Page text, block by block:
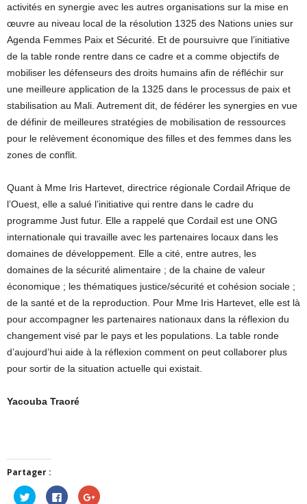
activités en synergie avec les autres organisations sur la mise en
œuvre au niveau local de la résolution 1325 des Nations unies sur
Agenda Femmes Paix et Sécurité. Et de poursuivre que l’initiative
de la table ronde rentre dans ce cadre et a comme objectifs de
mobiliser les défenseurs des droits humains afin de réfléchir sur
une meilleure application de la 1325 dans le processus de paix et
stabilisation au Mali. Autrement dit, de fédérer les synergies en vue
de définir de meilleures stratégies de mobilisation de ressources
pour le relèvement économique des filles et des femmes dans les
zones de conflit.
Quant à Mme Iris Hartevet, directrice régionale Cordail Afrique de
l’Ouest, elle a salué l’initiative qui rentre dans le cadre du
programme Just futur. Elle a rappelé que Cordail est une ONG
internationale qui travaille avec les partenaires locaux dans les
domaines de développement. Elle a cité, entre autres, les
domaines de la sécurité alimentaire ; de la chaine de valeur
économique ; les thématiques justice/sécurité et cohésion sociale ;
de la santé et de la reproduction. Pour Mme Iris Hartevet, elle est là
pour accompagner les partenaires nationaux dans la réflexion du
changement visé par le pays et les populations. La table ronde
d’aujourd’hui aide à la réflexion comment on peut collaborer plus
pour sortir de la situation actuelle qui existait.
Yacouba Traoré
Partager :
Cliquez Cliquez Cliquez